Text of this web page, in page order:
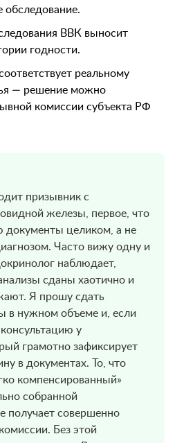
обследование.
ВВК выносит
годности.
реальному
— решение можно
комиссии субъекта РФ
призывник с
железы, первое, что
целиком, а не
Часто вижу одну и
наблюдает,
сданы хаотично и
Я прошу сдать
в нужном объеме и, если
у
грамотно зафиксирует
в документах. То, что
компенсированный»
собранной
получает совершенно
Без этой